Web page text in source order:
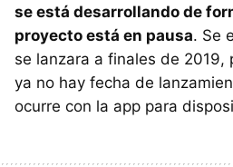
se está desarrollando de
proyecto está en pausa. Se
se lanzara a finales de 2019,
ya no hay fecha de
ocurre con la app para